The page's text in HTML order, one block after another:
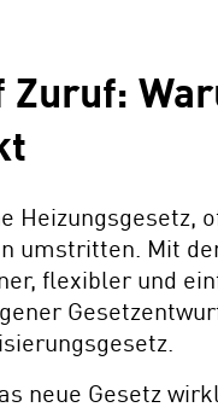
Zuruf:
Heizungsgesetz,
umstritten. Mit
flexibler und
neue Gesetz